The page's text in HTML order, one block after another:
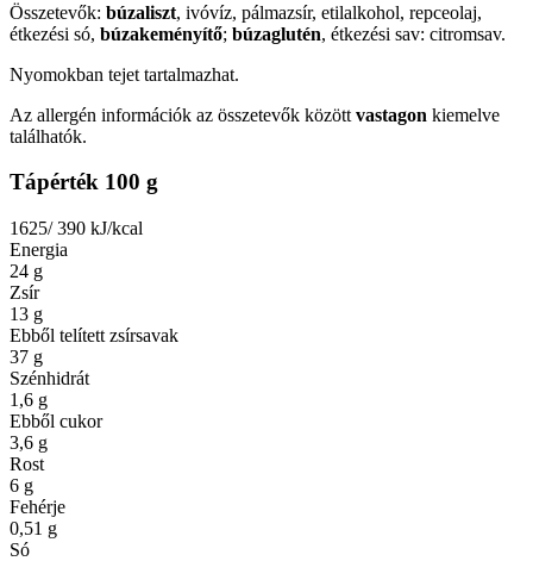
Összetevők: búzaliszt, ivóvíz, pálmazsír, etilalkohol, repceolaj,
étkezési só, búzakeményítő; búzaglutén, étkezési sav: citromsav.
Nyomokban tejet tartalmazhat.
Az allergén információk az összetevők között vastagon kiemelve
találhatók.
Tápérték 100 g
1625/ 390 kJ/kcal
Energia
24 g
Zsír
13 g
Ebből telített zsírsavak
37 g
Szénhidrát
1,6 g
Ebből cukor
3,6 g
Rost
6 g
Fehérje
0,51 g
Só